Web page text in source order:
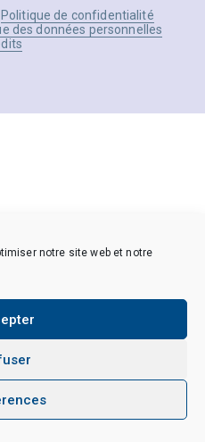
notre site web et notre
Politique de confidentialité
des données personnelles